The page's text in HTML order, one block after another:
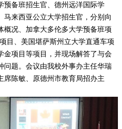
预备班招生官、德州远洋国际学
来西亚公立大学招生官，分别向
概况、加拿大多伦多大学预备班项
目、美国堪萨斯州立大学直通车项
金项目等项目，并现场解答了与会
问题。会议由我校外事办主任华瑞
席陈敏、原德州市教育局招办主